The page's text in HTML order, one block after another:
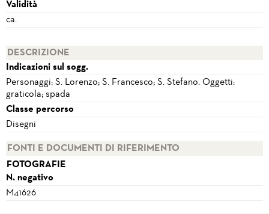
Validità
ca.
DESCRIZIONE
Indicazioni sul sogg.
Personaggi: S. Lorenzo; S. Francesco; S. Stefano. Oggetti:
graticola; spada
Classe percorso
Disegni
FONTI E DOCUMENTI DI RIFERIMENTO
FOTOGRAFIE
N. negativo
M41626